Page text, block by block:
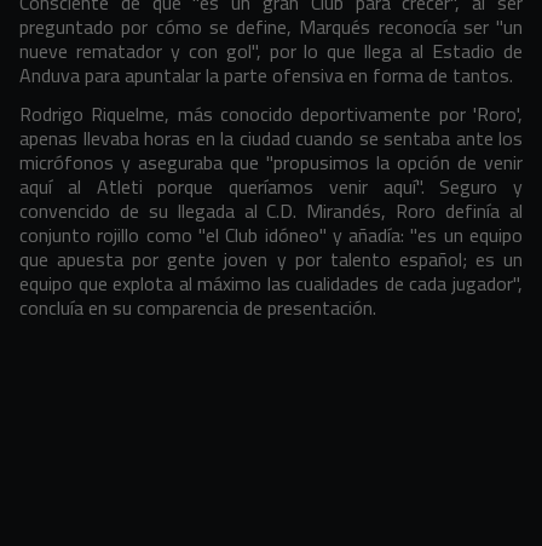
preguntado por cómo se define, Marqués reconocía ser "un
nueve rematador y con gol", por lo que llega al Estadio de
Anduva para apuntalar la parte ofensiva en forma de tantos.
Rodrigo Riquelme, más conocido deportivamente por 'Roro',
apenas llevaba horas en la ciudad cuando se sentaba ante los
micrófonos y aseguraba que "propusimos la opción de venir
aquí al Atleti porque queríamos venir aquí". Seguro y
convencido de su llegada al C.D. Mirandés, Roro definía al
conjunto rojillo como "el Club idóneo" y añadía: "es un equipo
que apuesta por gente joven y por talento español; es un
equipo que explota al máximo las cualidades de cada jugador",
concluía en su comparencia de presentación.